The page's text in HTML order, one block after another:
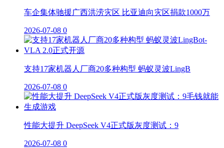
车企集体驰援广西洪涝灾区 比亚迪向灾区捐款1000万
2026-07-08 0
支持17家机器人厂商20多种构型 蚂蚁灵波LingB
2026-07-08 0
性能大提升 DeepSeek V4正式版灰度测试：9
2026-07-08 0